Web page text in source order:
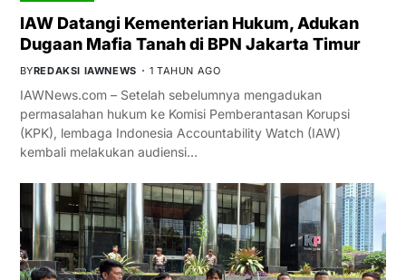
IAW Datangi Kementerian Hukum, Adukan
Dugaan Mafia Tanah di BPN Jakarta Timur
BYREDAKSI IAWNEWS 1 TAHUN AGO
IAWNews.com – Setelah sebelumnya mengadukan
permasalahan hukum ke Komisi Pemberantasan Korupsi
(KPK), lembaga Indonesia Accountability Watch (IAW)
kembali melakukan audiensi…